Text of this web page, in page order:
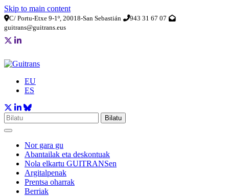
Skip to main content
C/ Portu-Etxe 9-1º, 20018-San Sebastián
943 31 67 07
guitrans@guitrans.eus
EU
ES
Bilatu
Nor gara gu
Abantailak eta deskontuak
Nola elkartu GUITRANSen
Argitalpenak
Prentsa oharrak
Berriak